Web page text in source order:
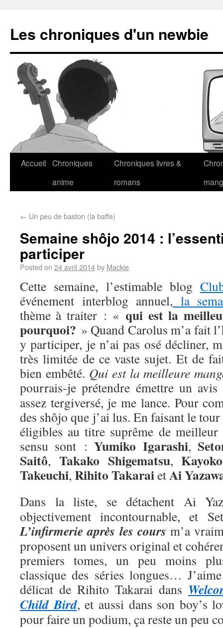
Les chroniques d'un newbie
Accueil Chroniques
anime
Chroniques livres &
romans
← Un peu de baston (la baffe)
Semaine shôjo 2014 :
participer
Posted on 24 avril 2014by Mackie
Cette semaine, l’estimable blog
événement interblog annuel, la
thème à traiter : « qui est la
pourquoi? » Quand Carolus m’a fait
y participer, je n’ai pas osé décliner,
très limitée de ce vaste sujet. Et de
bien embêté. Qui est la meilleure
pourrais-je prétendre émettre un
assez tergiversé, je me lance. Pour
des shôjo que j’ai lus. En faisant le tour
éligibles au titre suprême de
sensu sont :Yumiko Igarashi,
Saitô, Takako Shigematsu,Kayoko
Takeuchi, Rihito TakaraietAi
Dans la liste, se détachent Ai
objectivement incontournable, et
L’infirmerie après les cours m’a
proposent un univers original et
premiers tomes, un peu moins
classique des séries longues…
délicat de Rihito Takarai dans
Child Bird, et aussi dans son boy’s
pour faire un podium, ça reste un peu